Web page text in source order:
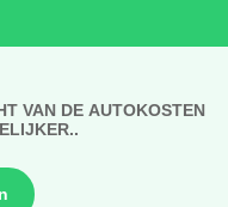
VAN DE AUTOKOSTEN